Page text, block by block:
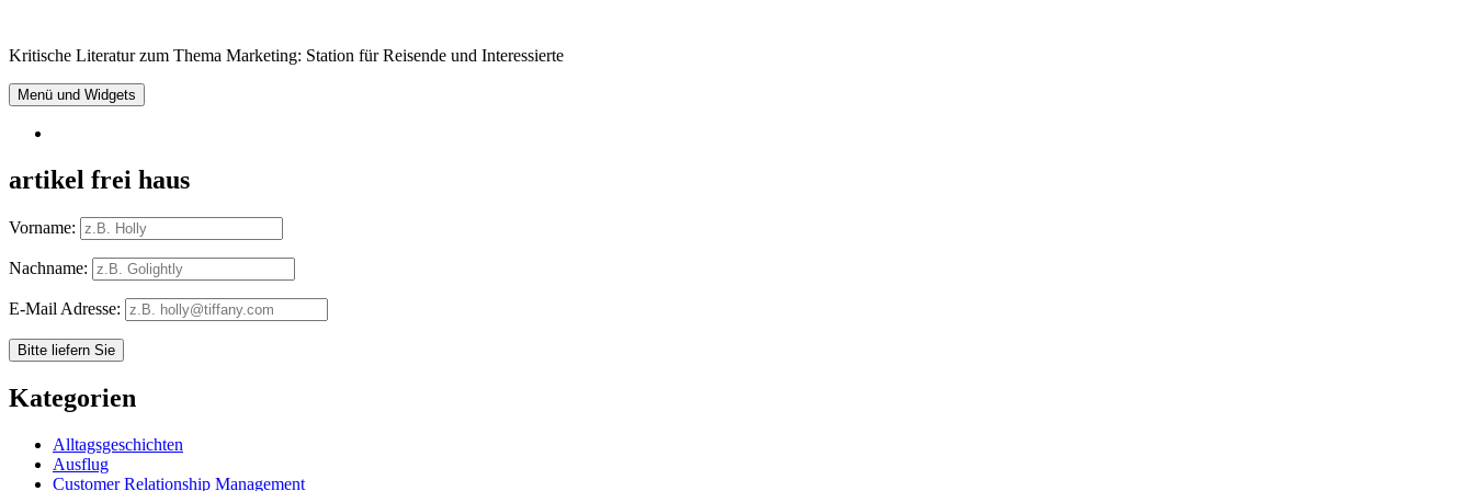
Inhalt
Kritische Literatur zum Thema Marketing: Station für Reisende und Interessierte
Menü und Widgets
artikel frei haus
Vorname:
Nachname:
E-Mail Adresse:
Kategorien
Alltagsgeschichten
Ausflug
Customer Relationship Management